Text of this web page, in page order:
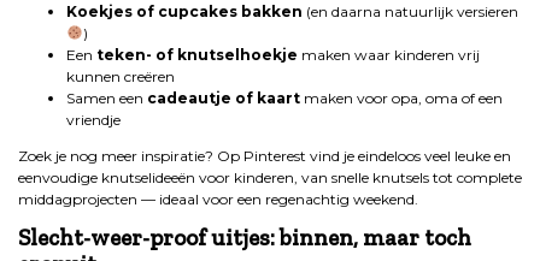
Koekjes of cupcakes bakken (en daarna natuurlijk versieren
)
Een teken- of knutselhoekje maken waar kinderen vrij
kunnen creëren
Samen een cadeautje of kaart maken voor opa, oma of een
vriendje
Zoek je nog meer inspiratie? Op Pinterest vind je eindeloos veel leuke en
eenvoudige knutselideeën voor kinderen, van snelle knutsels tot complete
middagprojecten — ideaal voor een regenachtig weekend.
Slecht-weer-proof uitjes: binnen, maar toch